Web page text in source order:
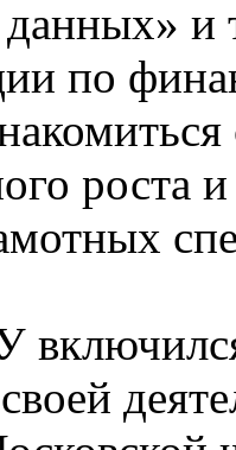
и
по
роста